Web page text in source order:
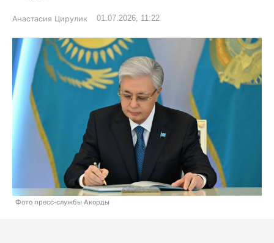
Анастасия Цирулик 01.07.2026, 11:22
Фото пресс-службы Акорды